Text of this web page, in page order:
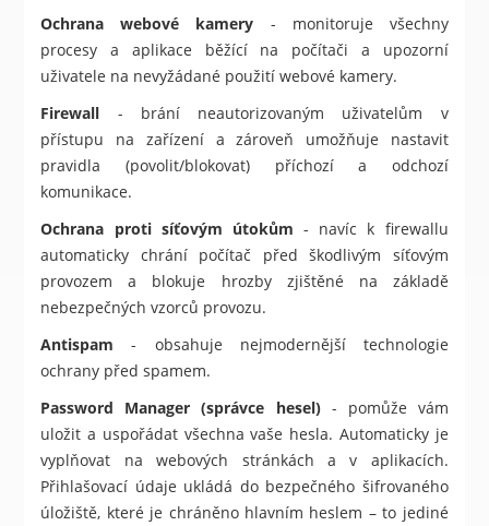
Ochrana webové kamery - monitoruje všechny
procesy a aplikace běžící na počítači a upozorní
uživatele na nevyžádané použití webové kamery.
Firewall - brání neautorizovaným uživatelům v
přístupu na zařízení a zároveň umožňuje nastavit
pravidla (povolit/blokovat) příchozí a odchozí
komunikace.
Ochrana proti síťovým útokům - navíc k firewallu
automaticky chrání počítač před škodlivým síťovým
provozem a blokuje hrozby zjištěné na základě
nebezpečných vzorců provozu.
Antispam - obsahuje nejmodernější technologie
ochrany před spamem.
Password Manager (správce hesel)- pomůže vám
uložit a uspořádat všechna vaše hesla. Automaticky je
vyplňovat na webových stránkách a v aplikacích.
Přihlašovací údaje ukládá do bezpečného šifrovaného
úložiště, které je chráněno hlavním heslem – to jediné